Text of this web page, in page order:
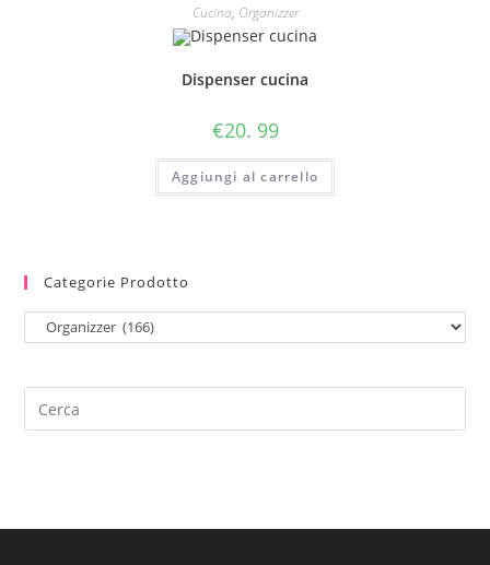
Cucina, Organizzer
Dispenser cucina
€20. 99
Aggiungi al carrello
Categorie Prodotto